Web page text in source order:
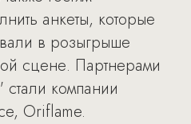
анкеты, которые
в розыгрыше
сцене. Партнерами
компании
Oriflame.